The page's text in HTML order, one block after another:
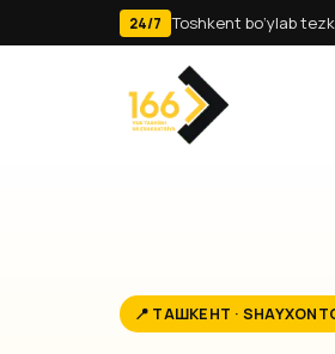
24/7 Toshkent bo‘ylab
📍 ТАШКЕНТ ·